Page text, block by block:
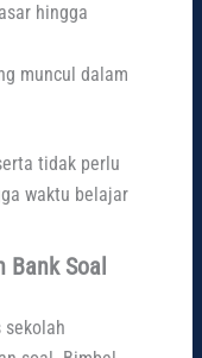
hingga
muncul dalam
tidak perlu
waktu belajar
Bank Soal